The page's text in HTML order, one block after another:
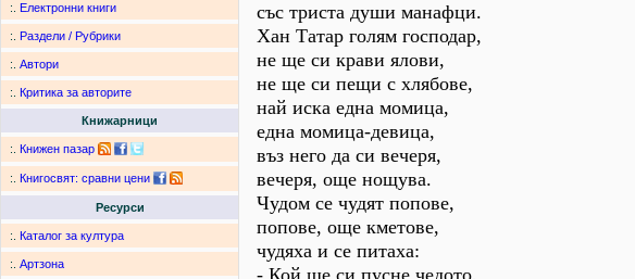
:. Електронни книги
:. Раздели / Рубрики
:. Автори
:. Критика за авторите
Книжарници
:. Книжен пазар
:. Книгосвят: сравни цени
Ресурси
:. Каталог за култура
:. Артзона
със триста души манафци.
Хан Татар голям господар,
не ще си крави ялови,
не ще си пещи с хлябове,
най иска една момица,
една момица-девица,
въз него да си вечеря,
вечеря, още нощува.
Чудом се чудят попове,
попове, още кметове,
чудяха и се питаха:
- Кой ще си пусне чедото,